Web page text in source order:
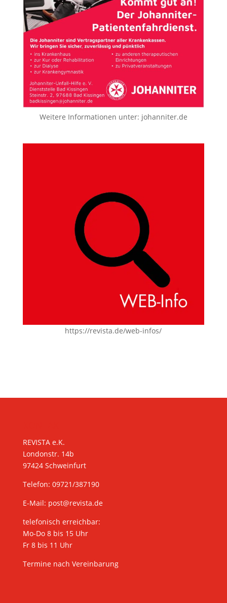
Weitere Informationen unter: johanniter.de
https://revista.de/web-infos/
REVISTA e.K.
Londonstr. 14b
97424 Schweinfurt
Telefon: 09721/387190
E-Mail: post@revista.de
telefonisch erreichbar:
Mo-Do 8 bis 15 Uhr
Fr 8 bis 11 Uhr
Termine nach Vereinbarung